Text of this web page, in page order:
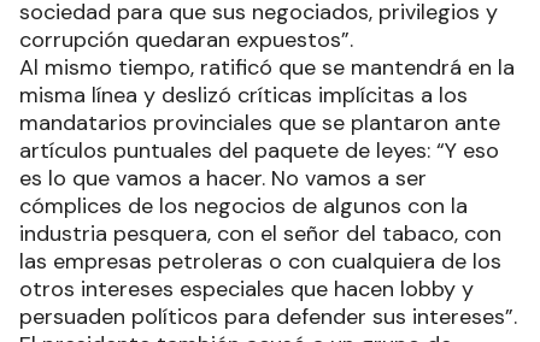
sociedad para que sus negociados, privilegios y
corrupción quedaran expuestos”.
Al mismo tiempo, ratificó que se mantendrá en la
misma línea y deslizó críticas implícitas a los
mandatarios provinciales que se plantaron ante
artículos puntuales del paquete de leyes: “Y eso
es lo que vamos a hacer. No vamos a ser
cómplices de los negocios de algunos con la
industria pesquera, con el señor del tabaco, con
las empresas petroleras o con cualquiera de los
otros intereses especiales que hacen lobby y
persuaden políticos para defender sus intereses”.